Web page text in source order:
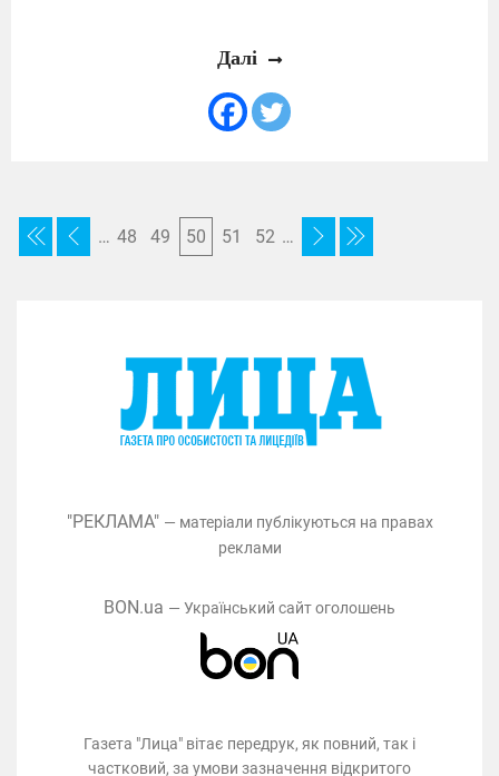
Далі
… 48 49 50 51 52 …
"РЕКЛАМА" — матеріали публікуються на правах
реклами
BON.ua — Український сайт оголошень
Газета "Лица" вітає передрук, як повний, так і
частковий, за умови зазначення відкритого